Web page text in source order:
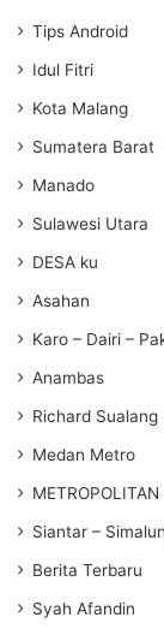
Tips Android
Idul Fitri
Kota Malang
Sumatera Barat
Manado
Sulawesi Utara
DESA ku
Asahan
Karo – Dairi –
Anambas
Richard Sualang
Medan Metro
METROPOLITAN
Siantar –
Berita Terbaru
Syah Afandin